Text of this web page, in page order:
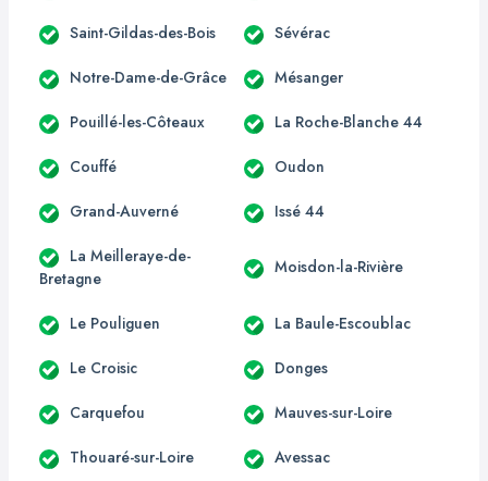
Saint-Gildas-des-Bois Sévérac
Notre-Dame-de-Grâce Mésanger
Pouillé-les-Côteaux La Roche-Blanche 44
Couffé Oudon
Grand-Auverné Issé 44
La Meilleraye-de-
Bretagne
Moisdon-la-Rivière
Le Pouliguen La Baule-Escoublac
Le Croisic Donges
Carquefou Mauves-sur-Loire
Thouaré-sur-Loire Avessac